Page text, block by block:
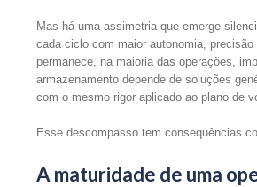
Mas há uma assimetria que emerge
cada ciclo com maior autonomia,
permanece, na maioria das operações,
armazenamento depende de soluções
com o mesmo rigor aplicado ao plano de
Esse descompasso tem consequências
A maturidade de uma